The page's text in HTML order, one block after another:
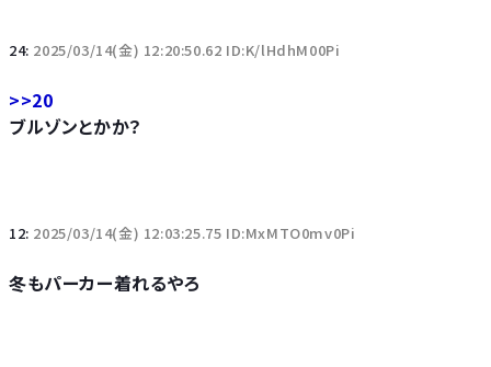
24: 2025/03/14(金) 12:20:50.62 ID:K/lHdhM00Pi
>>20
ブルゾンとかか？
12: 2025/03/14(金) 12:03:25.75 ID:MxMTO0mv0Pi
冬もパーカー着れるやろ